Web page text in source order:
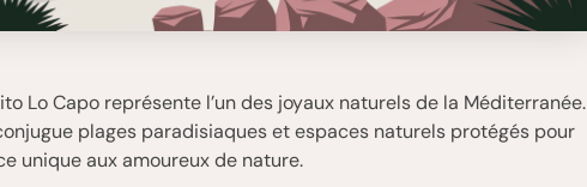
Lo Capo représente l’un des joyaux naturels de la Méditerranée.
plages paradisiaques et espaces naturels protégés pour
unique aux amoureux de nature.